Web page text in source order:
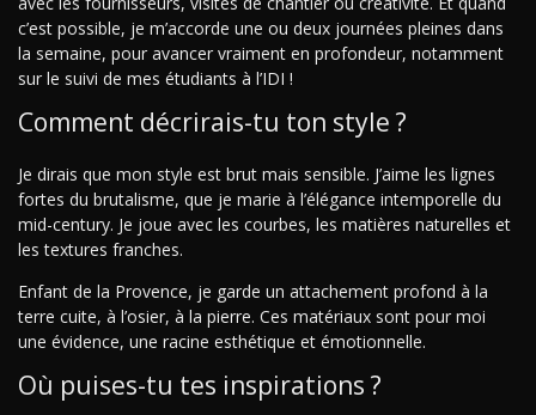
c’est possible, je m’accorde une ou deux journées pleines dans
la semaine, pour avancer vraiment en profondeur, notamment
sur le suivi de mes étudiants à l’IDI !
Comment décrirais-tu ton style ?
Je dirais que mon style est brut mais sensible. J’aime les lignes
fortes du brutalisme, que je marie à l’élégance intemporelle du
mid-century. Je joue avec les courbes, les matières naturelles et
les textures franches.
Enfant de la Provence, je garde un attachement profond à la
terre cuite, à l’osier, à la pierre. Ces matériaux sont pour moi
une évidence, une racine esthétique et émotionnelle.
Où puises-tu tes inspirations ?